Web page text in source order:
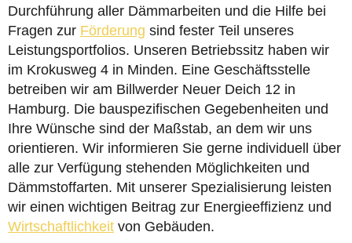
Durchführung aller Dämmarbeiten und die Hilfe bei
Fragen zur Förderung sind fester Teil unseres
Leistungsportfolios. Unseren Betriebssitz haben wir
im Krokusweg 4 in Minden. Eine Geschäftsstelle
betreiben wir am Billwerder Neuer Deich 12 in
Hamburg. Die bauspezifischen Gegebenheiten und
Ihre Wünsche sind der Maßstab, an dem wir uns
orientieren. Wir informieren Sie gerne individuell über
alle zur Verfügung stehenden Möglichkeiten und
Dämmstoffarten. Mit unserer Spezialisierung leisten
wir einen wichtigen Beitrag zur Energieeffizienz und
Wirtschaftlichkeit von Gebäuden.